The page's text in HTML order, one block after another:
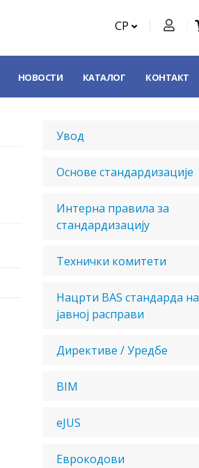
СР
НОВОСТИ КАТАЛОГ КОНТАКТ
Увод
Основе стандардизације
Интерна правила за
стандардизацију
Технички комитети
Нацрти BAS стандарда на
јавној расправи
Директиве / Уредбе
BIM
eJUS
Еврокодови